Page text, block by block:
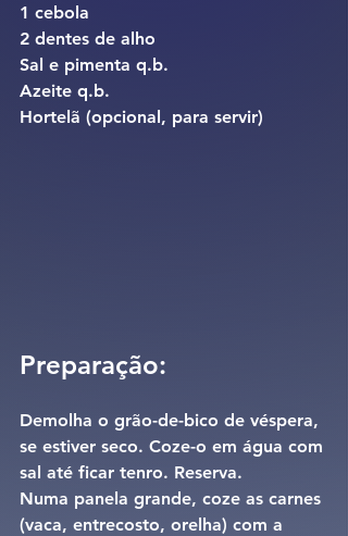
1 cebola
2 dentes de alho
Sal e pimenta q.b.
Azeite q.b.
Hortelã (opcional, para servir)
Preparação:
Demolha o grão-de-bico de véspera,
se estiver seco. Coze-o em água com
sal até ficar tenro. Reserva.
Numa panela grande, coze as carnes
(vaca, entrecosto, orelha) com a